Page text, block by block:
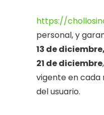
https://
personal, y
13 de
21 de diciembre
vigente en cada
del usuario.